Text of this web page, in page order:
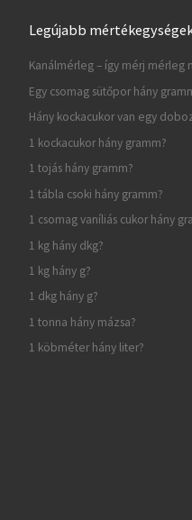
Legújabb
Kanálmérleg – így mérj mérleg
Egy csomag sütőpor hány
Hány kockacukor van egy
1 kockacukor hány gramm?
1 tojás hány gramm?
1 tábla csoki hány gramm?
1 csomag vaníliás cukor hány
1 kg hány dkg?
1 kg hány g?
1 dkg hány g?
1 tonna hány mázsa?
1 köbméter hány liter?